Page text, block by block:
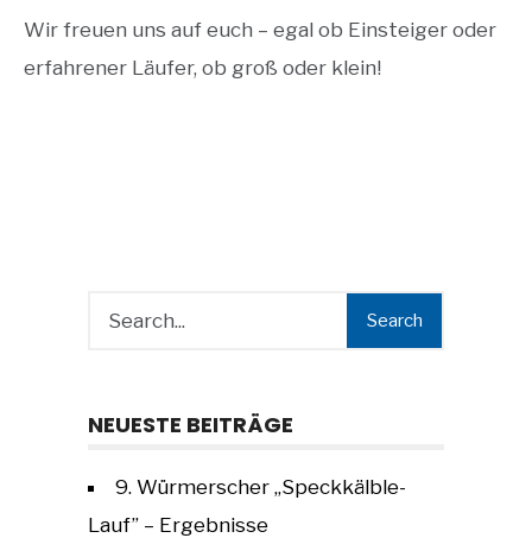
Wir freuen uns auf euch – egal ob Einsteiger oder
erfahrener Läufer, ob groß oder klein!
Search
NEUESTE BEITRÄGE
9. Würmerscher „Speckkälble-
Lauf” – Ergebnisse